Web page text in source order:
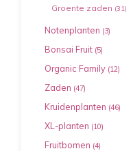
Groente zaden (31)
Notenplanten (3)
Bonsai Fruit (5)
Organic Family (12)
Zaden (47)
Kruidenplanten (46)
XL-planten (10)
Fruitbomen (4)